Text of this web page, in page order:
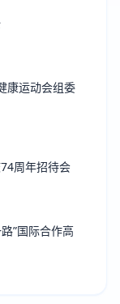
康运动会组委
周年招待会
”国际合作高